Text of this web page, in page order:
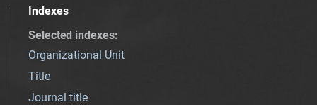
Indexes
Selected indexes:
Organizational Unit
Title
Journal title